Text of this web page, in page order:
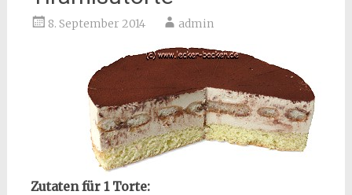
8. September 2014 admin
Zutaten für 1 Torte: